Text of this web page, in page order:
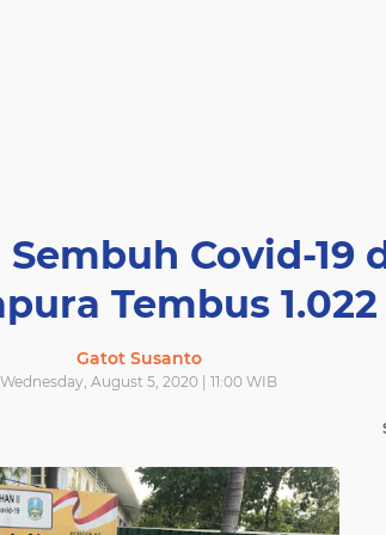
Covid-19
Tembus 1.022
Gatot Susanto
Wednesday, August 5, 2020 | 11:00 WIB